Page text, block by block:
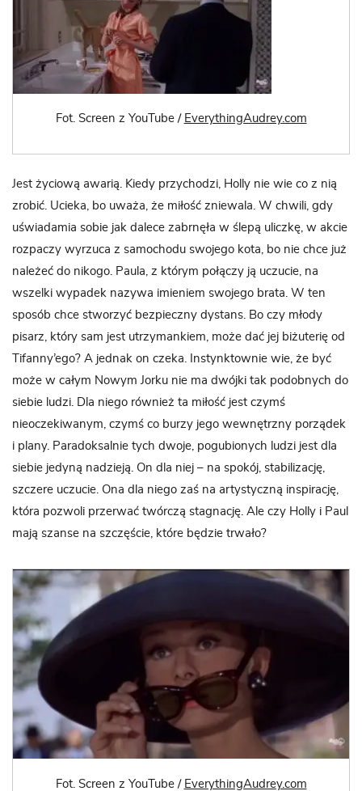
Fot. Screen z YouTube / EverythingAudrey.com
Jest życiową awarią. Kiedy przychodzi, Holly nie wie co z nią
zrobić. Ucieka, bo uważa, że miłość zniewala. W chwili, gdy
uświadamia sobie jak dalece zabrnęła w ślepą uliczkę, w akcie
rozpaczy wyrzuca z samochodu swojego kota, bo nie chce już
należeć do nikogo. Paula, z którym połączy ją uczucie, na
wszelki wypadek nazywa imieniem swojego brata. W ten
sposób chce stworzyć bezpieczny dystans. Bo czy młody
pisarz, który sam jest utrzymankiem, może dać jej biżuterię od
Tifanny’ego? A jednak on czeka. Instynktownie wie, że być
może w całym Nowym Jorku nie ma dwójki tak podobnych do
siebie ludzi. Dla niego również ta miłość jest czymś
nieoczekiwanym, czymś co burzy jego wewnętrzny porządek
i plany. Paradoksalnie tych dwoje, pogubionych ludzi jest dla
siebie jedyną nadzieją. On dla niej – na spokój, stabilizację,
szczere uczucie. Ona dla niego zaś na artystyczną inspirację,
która pozwoli przerwać twórczą stagnację. Ale czy Holly i Paul
mają szanse na szczęście, które będzie trwało?
Fot. Screen z YouTube / EverythingAudrey.com